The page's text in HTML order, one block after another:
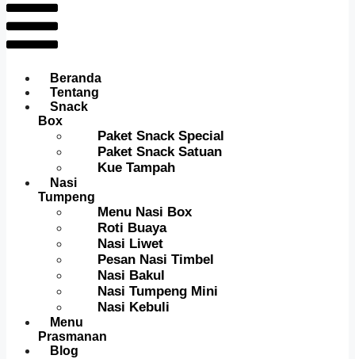
Beranda
Tentang
Snack
Box
Paket Snack Special
Paket Snack Satuan
Kue Tampah
Nasi
Tumpeng
Menu Nasi Box
Roti Buaya
Nasi Liwet
Pesan Nasi Timbel
Nasi Bakul
Nasi Tumpeng Mini
Nasi Kebuli
Menu
Prasmanan
Blog